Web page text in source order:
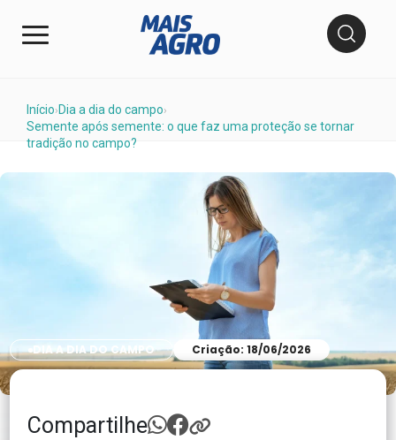
Início› Dia a dia do campo›
Semente após semente: o que faz uma proteção se tornar
tradição no campo?
DIA A DIA DO CAMPO Criação: 18/06/2026
Compartilhe